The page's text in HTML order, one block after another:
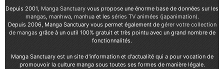
Depuis 2001, Manga Sanctuary vous propose une énorme base de données sur les
mangas, manhwa, manhuaet les séries TV animées (japanimation).
Depuis 2006, Manga Sanctuary vous permet également de gérer votre collection
de mangasgrâce à un outil 100% gratuit et très pointu avec un grand nombre de
fonctionnalités.
Manga Sanctuary est un site d'information et d'actualité qui a pour vocation de
promouvoir la culture manga sous toutes ses formes de manière légale.